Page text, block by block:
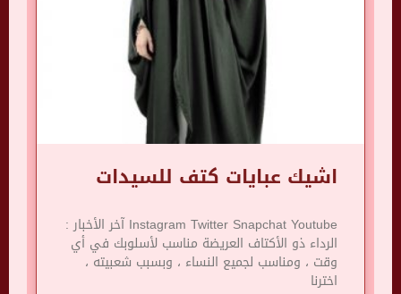
اشيك عبايات كتف للسيدات
Instagram Twitter Snapchat Youtube آخر الأخبار :
الرداء ذو ​​الأكتاف العريضة مناسب لأسلوبك في أي
وقت ، ومناسب لجميع النساء ، وبسبب شعبيته ،
اخترنا